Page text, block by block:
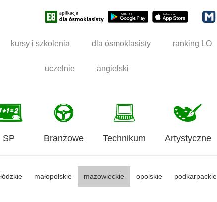
kursy i szkolenia dla ósmoklasisty ranking LO
uczelnie angielski
SP Branżowe Technikum Artystyczne
łódzkie małopolskie mazowieckie opolskie podkarpackie